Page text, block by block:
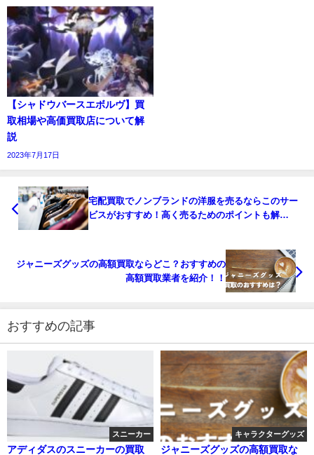
【シャドウバースエボルヴ】買
取相場や高価買取店について解
説
2023年7月17日
宅配買取でノンブランドの洋服を売るならこのサー
ビスがおすすめ！高く売るためのポイントも解
ジャニーズグッズの高額買取ならどこ？おすすめの
高額買取業者を紹介！！
おすすめの記事
スニーカー
アディダスのスニーカーの買取
キャラクターグッズ
ジャニーズグッズの高額買取な